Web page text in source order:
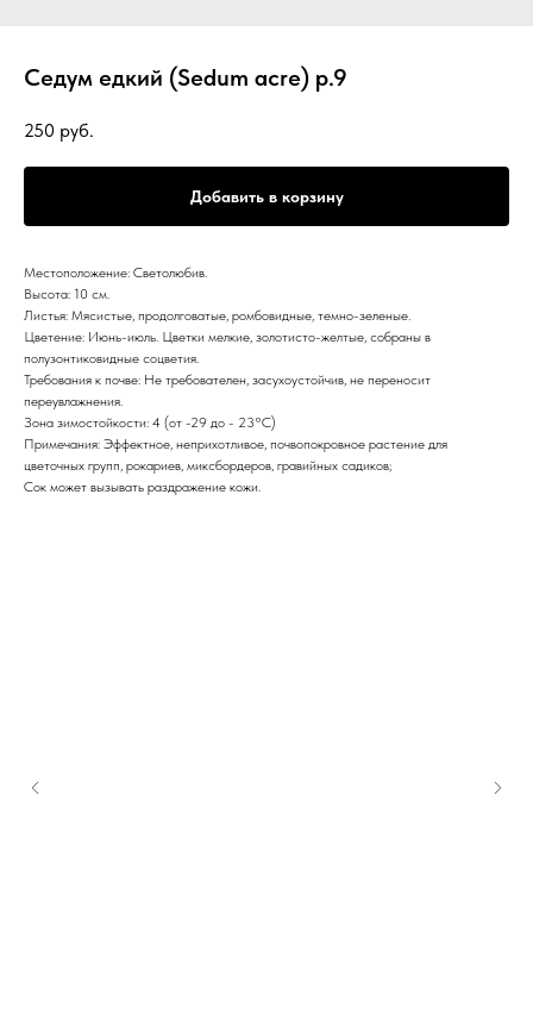
Седум едкий (Sedum acre) р.9
250 руб.
Добавить в корзину
Местоположение: Светолюбив.
Высота: 10 см.
Листья: Мясистые, продолговатые, ромбовидные, темно-зеленые.
Цветение: Июнь-июль. Цветки мелкие, золотисто-желтые, собраны в
полузонтиковидные соцветия.
Требования к почве: Не требователен, засухоустойчив, не переносит
переувлажнения.
Зона зимостойкости: 4 (от -29 до - 23°С)
Примечания: Эффектное, неприхотливое, почвопокровное растение для
цветочных групп, рокариев, миксбордеров, гравийных садиков;
Сок может вызывать раздражение кожи.